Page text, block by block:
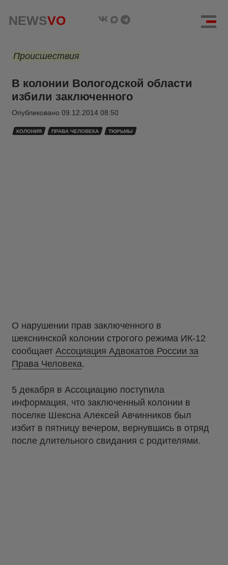
NEWSVO
Происшествия
В колонии Вологодской области
избили заключенного
Опубликовано 09.12.2014 08:50
КОЛОНИЯ ПРАВА ЧЕЛОВЕКА ТЮРЬМЫ
О нарушении прав заключенного в
шекснинской колонии строгого режима ИК-12
сообщает Ассоциация Адвокатов России за
Права Человека.
5 декабря в Ассоциацию поступила
информация, что заключенный колонии в
поселке Шексна Алексей Авчинников был
избит в пятницу вечером, вернувшись в отряд
после длительного свидания с родителями.